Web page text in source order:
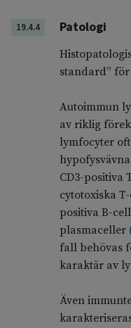
19.4.4 Patologi
standard”
Autoimmun
av riklig
lymfocyter
CD3-positiva
cytotoxiska
positiva B-
plasmaceller
fall behövas
karaktär av
Även